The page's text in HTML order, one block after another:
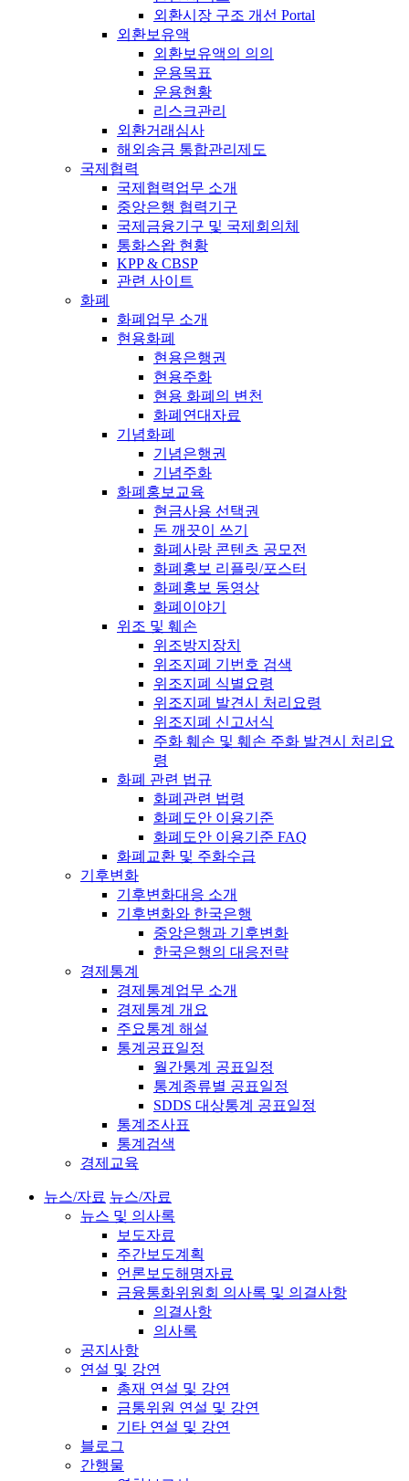
외환시장 구조 개선 Portal
외환보유액
외환보유액의 의의
운용목표
운용현황
리스크관리
외환거래심사
해외송금 통합관리제도
국제협력
국제협력업무 소개
중앙은행 협력기구
국제금융기구 및 국제회의체
통화스왑 현황
KPP & CBSP
관련 사이트
화폐
화폐업무 소개
현용화폐
현용은행권
현용주화
현용 화폐의 변천
화폐연대자료
기념화폐
기념은행권
기념주화
화폐홍보교육
현금사용 선택권
돈 깨끗이 쓰기
화폐사랑 콘텐츠 공모전
화폐홍보 리플릿/포스터
화폐홍보 동영상
화폐이야기
위조 및 훼손
위조방지장치
위조지폐 기번호 검색
위조지폐 식별요령
위조지폐 발견시 처리요령
위조지폐 신고서식
주화 훼손 및 훼손 주화 발견시 처리요
령
화폐 관련 법규
화폐관련 법령
화폐도안 이용기준
화폐도안 이용기준 FAQ
화폐교환 및 주화수급
기후변화
기후변화대응 소개
기후변화와 한국은행
중앙은행과 기후변화
한국은행의 대응전략
경제통계
경제통계업무 소개
경제통계 개요
주요통계 해설
통계공표일정
월간통계 공표일정
통계종류별 공표일정
SDDS 대상통계 공표일정
통계조사표
통계검색
경제교육
뉴스/자료 뉴스/자료
뉴스 및 의사록
보도자료
주간보도계획
언론보도해명자료
금융통화위원회 의사록 및 의결사항
의결사항
의사록
공지사항
연설 및 강연
총재 연설 및 강연
금통위원 연설 및 강연
기타 연설 및 강연
블로그
간행물